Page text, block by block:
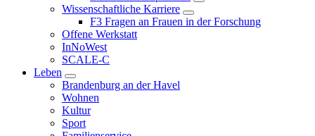
Wissenschaftliche Karriere
F3 Fragen an Frauen in der Forschung
Offene Werkstatt
InNoWest
SCALE-C
Leben
Brandenburg an der Havel
Wohnen
Kultur
Sport